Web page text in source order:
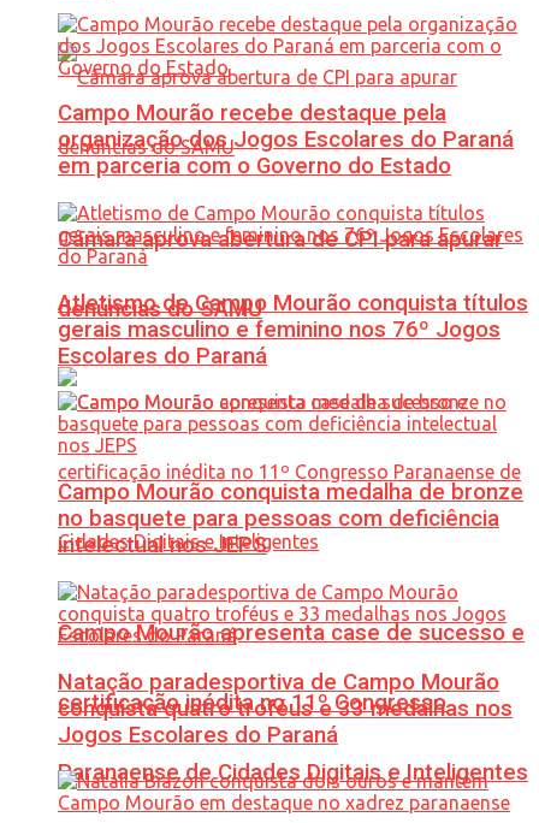
Câmara aprova abertura de CPI para apurar
denúncias do SAMU
Campo Mourão apresenta case de sucesso e
certificação inédita no 11º Congresso
Paranaense de Cidades Digitais e Inteligentes
Campo Mourão recebe destaque pela
organização dos Jogos Escolares do Paraná
em parceria com o Governo do Estado
Atletismo de Campo Mourão conquista títulos
gerais masculino e feminino nos 76º Jogos
Escolares do Paraná
Campo Mourão conquista medalha de bronze
no basquete para pessoas com deficiência
intelectual nos JEPS
Natação paradesportiva de Campo Mourão
conquista quatro troféus e 33 medalhas nos
Jogos Escolares do Paraná